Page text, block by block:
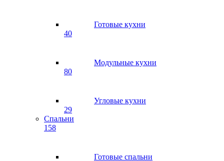
Готовые кухни
40
Модульные кухни
80
Угловые кухни
29
Спальни
158
Готовые спальни